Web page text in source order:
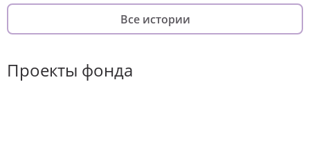
Все истории
Проекты фонда